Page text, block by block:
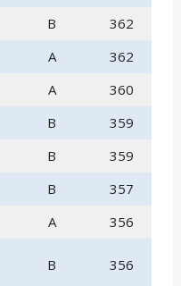
B
362
A
362
A
360
B
359
B
359
B
357
A
356
B 356